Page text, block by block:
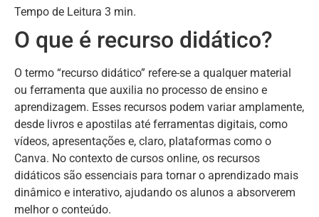
O que é recurso didático?
O termo “recurso didático” refere-se a qualquer material
ou ferramenta que auxilia no processo de ensino e
aprendizagem. Esses recursos podem variar amplamente,
desde livros e apostilas até ferramentas digitais, como
vídeos, apresentações e, claro, plataformas como o
Canva. No contexto de cursos online, os recursos
didáticos são essenciais para tornar o aprendizado mais
dinâmico e interativo, ajudando os alunos a absorverem
melhor o conteúdo.